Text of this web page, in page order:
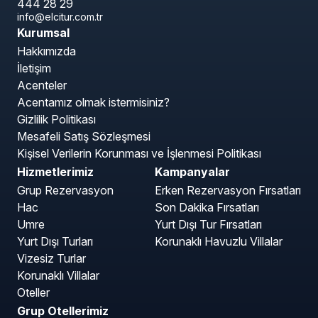
444 28 29
info@elcitur.com.tr
Kurumsal
Hakkımızda
İletişim
Acenteler
Acentamız olmak istermisiniz?
Gizlilik Politikası
Mesafeli Satış Sözleşmesi
Kişisel Verilerin Korunması ve İşlenmesi Politikası
Hizmetlerimiz
Grup Rezervasyon
Hac
Umre
Yurt Dışı Turları
Vizesiz Turlar
Korunaklı Villalar
Oteller
Kampanyalar
Erken Rezervasyon Fırsatları
Son Dakika Fırsatları
Yurt Dışı Tur Fırsatları
Korunaklı Havuzlu Villalar
Grup Otellerimiz